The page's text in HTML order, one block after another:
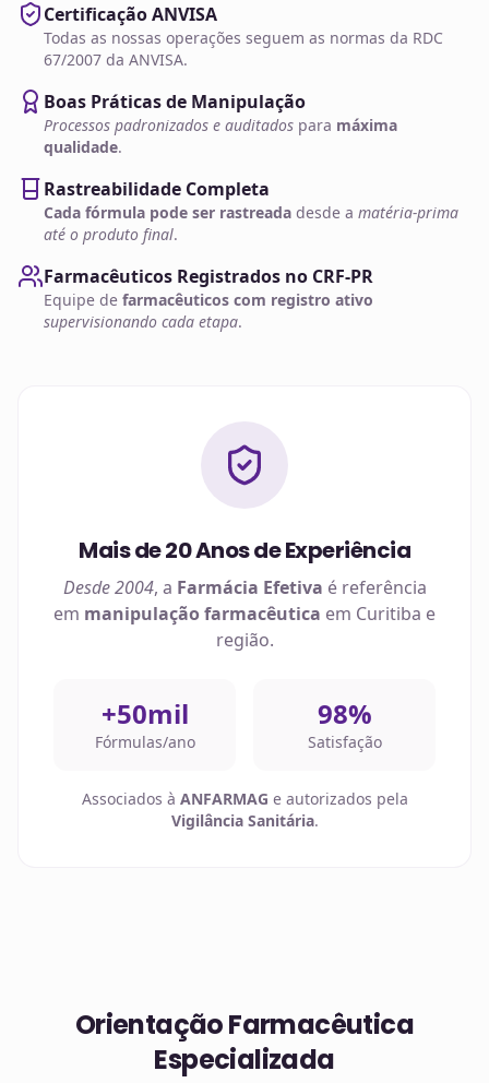
Certificação ANVISA
Todas as nossas operações seguem as normas da RDC
67/2007 da ANVISA.
Boas Práticas de Manipulação
Processos padronizados e auditados para máxima
qualidade.
Rastreabilidade Completa
Cada fórmula pode ser rastreada desde a matéria-prima
até o produto final.
Farmacêuticos Registrados no CRF-PR
Equipe de farmacêuticos com registro ativo
supervisionando cada etapa.
Mais de 20 Anos de Experiência
Desde 2004, a Farmácia Efetiva é referência
em manipulação farmacêutica em Curitiba e
região.
+50mil
Fórmulas/ano
98%
Satisfação
Associados à ANFARMAG e autorizados pela
Vigilância Sanitária.
Orientação Farmacêutica
Especializada